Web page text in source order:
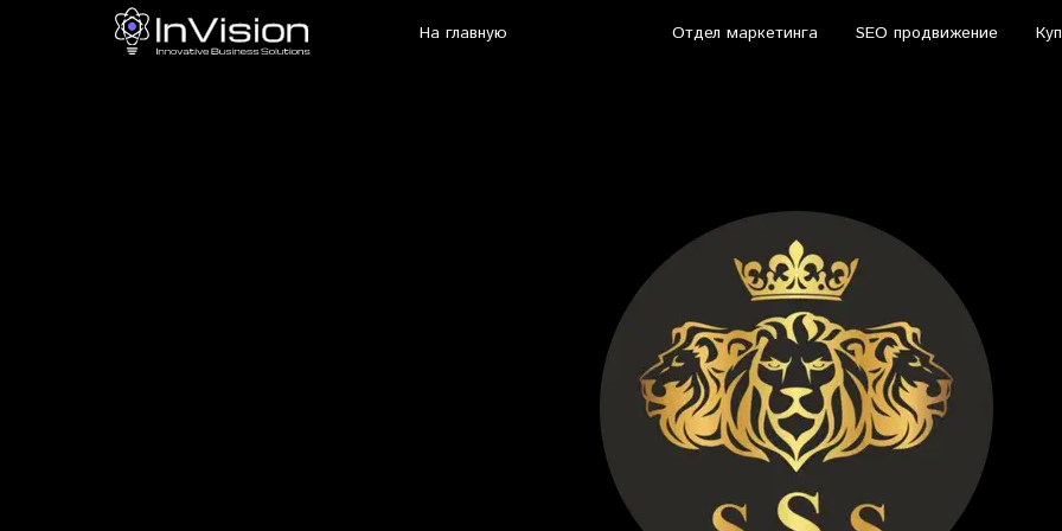
На главную Отдел маркетинга SEO продвижение